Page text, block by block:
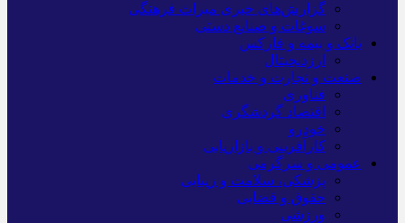
گزارش‌های خبری میراث فرهنگی
سوغات و صنایع دستی
بانک و بیمه و فارکس
ارزدیجیتال
صنعت و تجارت و خدمات
فناوری
اقتصاد گردشگری
خودرو
کارآفرینی و بازاریابی
عمومی و سرگرمی
پزشکی، سلامت و زیبایی
حقوق و قضایی
ورزشی